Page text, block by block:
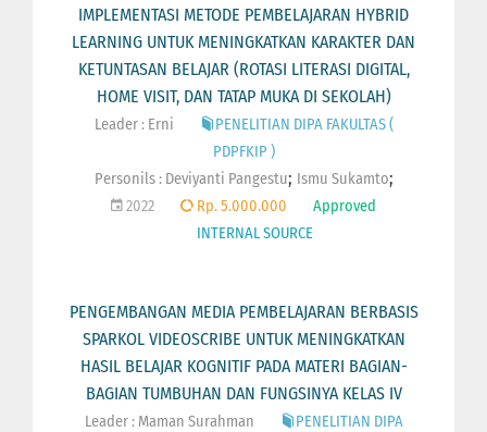
IMPLEMENTASI METODE PEMBELAJARAN HYBRID
LEARNING UNTUK MENINGKATKAN KARAKTER DAN
KETUNTASAN BELAJAR (ROTASI LITERASI DIGITAL,
HOME VISIT, DAN TATAP MUKA DI SEKOLAH)
Leader : Erni
PENELITIAN DIPA FAKULTAS (
PDPFKIP )
Personils : Deviyanti Pangestu; Ismu Sukamto;
2022 Rp. 5.000.000
Approved
INTERNAL SOURCE
PENGEMBANGAN MEDIA PEMBELAJARAN BERBASIS
SPARKOL VIDEOSCRIBE UNTUK MENINGKATKAN
HASIL BELAJAR KOGNITIF PADA MATERI BAGIAN-
BAGIAN TUMBUHAN DAN FUNGSINYA KELAS IV
Leader : Maman Surahman
PENELITIAN DIPA